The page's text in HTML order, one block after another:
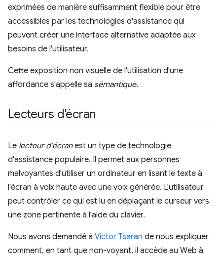
exprimées de manière suffisamment flexible pour être
accessibles par les technologies d'assistance qui
peuvent créer une interface alternative adaptée aux
besoins de l'utilisateur.
Cette exposition non visuelle de l'utilisation d'une
affordance s'appelle sa sémantique.
Lecteurs d'écran
Le lecteur d'écranest un type de technologie
d'assistance populaire. Il permet aux personnes
malvoyantes d'utiliser un ordinateur en lisant le texte à
l'écran à voix haute avec une voix générée. L'utilisateur
peut contrôler ce qui est lu en déplaçant le curseur vers
une zone pertinente à l'aide du clavier.
Nous avons demandé à Victor Tsaran de nous expliquer
comment, en tant que non-voyant, il accède au Web à